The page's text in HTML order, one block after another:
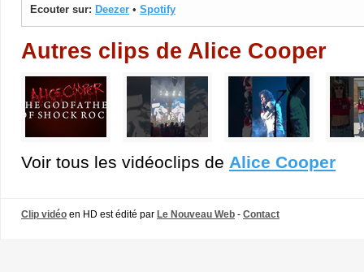
Ecouter sur: Deezer • Spotify
Autres clips de Alice Cooper
Voir tous les vidéoclips de Alice Cooper
Clip vidéo en HD est édité par Le Nouveau Web - Contact